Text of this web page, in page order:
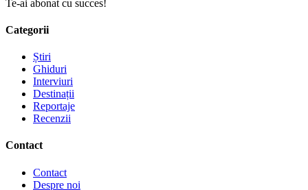
Te-ai abonat cu succes!
Categorii
Știri
Ghiduri
Interviuri
Destinații
Reportaje
Recenzii
Contact
Contact
Despre noi